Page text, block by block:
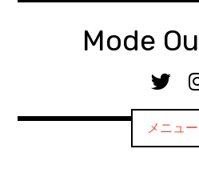
Mode
t
メニュー